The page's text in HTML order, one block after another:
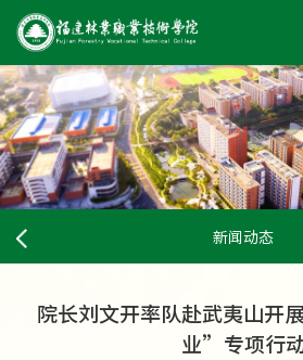
新闻动态
院长刘文开率队赴武夷山开
业”专项行